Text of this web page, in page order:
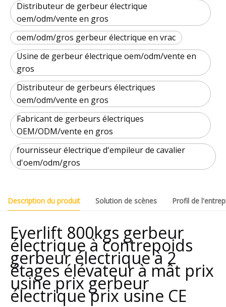
Distributeur de gerbeur électrique
oem/odm/vente en gros
oem/odm/gros gerbeur électrique en vrac
Usine de gerbeur électrique oem/odm/vente en
gros
Distributeur de gerbeurs électriques
oem/odm/vente en gros
Fabricant de gerbeurs électriques
OEM/ODM/vente en gros
fournisseur électrique d'empileur de cavalier
d'oem/odm/gros
Description du produit Solution de scènes Profil de
Everlift 800kgs gerbeur
électrique à contrepoids
gerbeur électrique à 2
étages élévateur à mât prix
usine prix gerbeur
électrique prix usine CE